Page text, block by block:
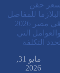
سعر حقن
البلازما للمفاصل
في مصر 2026
والعوامل التي
التكلفة
مايو 31,
2026